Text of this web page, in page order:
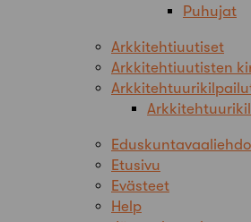
Puhujat
Arkkitehtiuutiset
Arkkitehtiuutisten
Etusivu
Evästeet
Help